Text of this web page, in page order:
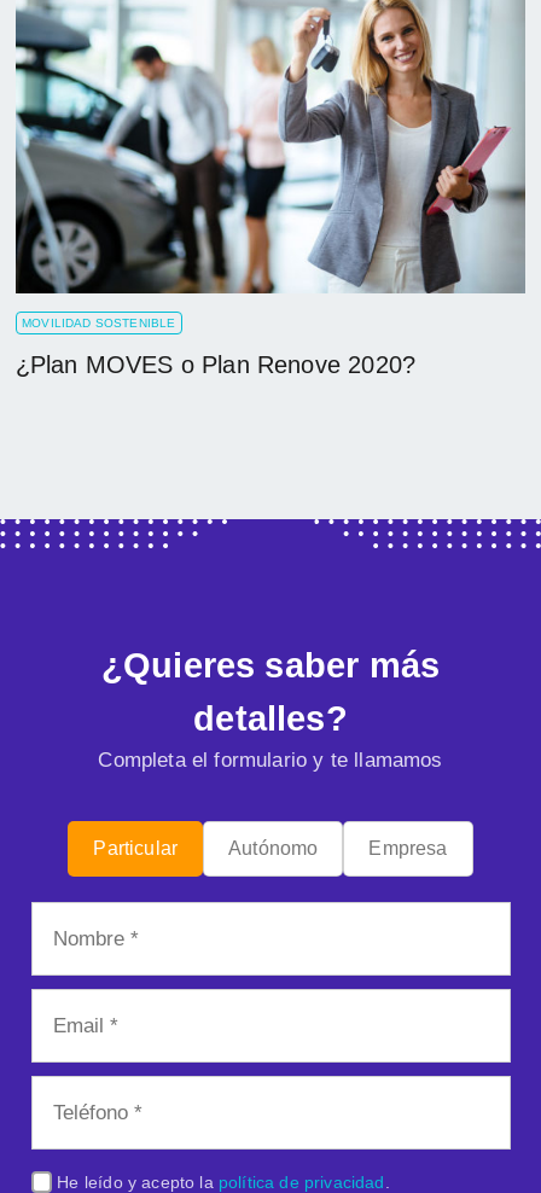
MOVILIDAD SOSTENIBLE
¿Plan MOVES o Plan Renove 2020?
¿Quieres saber más
detalles?
Completa el formulario y te llamamos
Particular Autónomo Empresa
He leído y acepto la política de privacidad